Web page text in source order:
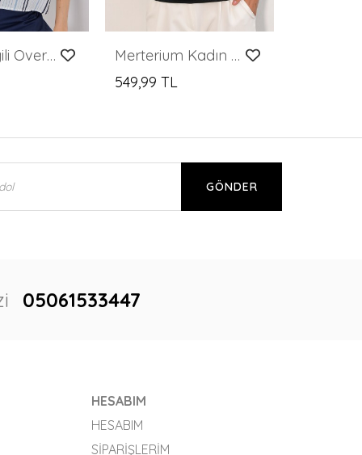
Kadın Çizgili Oversize Bluz 967 - Açık Mavi
Merterium Kadın Kolsuz Basic Bluz 935 - Siyah
549,99 TL
GÖNDER
05061533447
HESABIM
HESABIM
SIPARIŞLERIM